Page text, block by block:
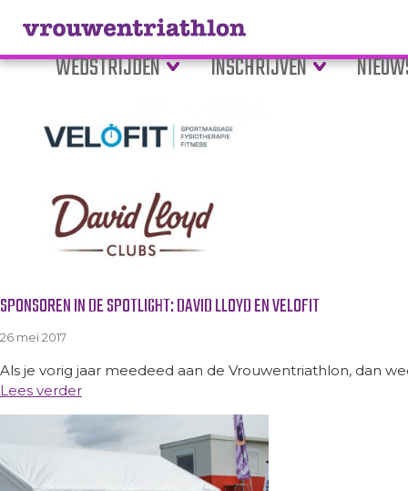
WEDSTRIJDEN INSCHRIJVEN
Tag Archive: fysiotherapie
SPONSOREN IN DE SPOTLIGHT: DAVID LLOYD EN VELOFIT
26 mei 2017
Als je vorig jaar meedeed aan de Vrouwentriathlon, dan
Lees verder